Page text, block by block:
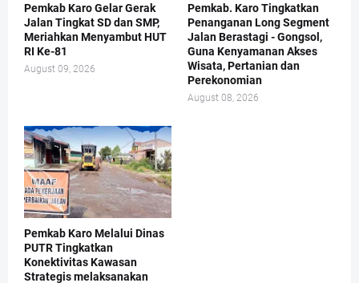
Pemkab Karo Gelar Gerak
Jalan Tingkat SD dan SMP,
Meriahkan Menyambut HUT
RI Ke-81
August 09, 2026
Pemkab. Karo Tingkatkan
Penanganan Long Segment
Jalan Berastagi - Gongsol,
Guna Kenyamanan Akses
Wisata, Pertanian dan
Perekonomian
August 08, 2026
Pemkab Karo Melalui Dinas
PUTR Tingkatkan
Konektivitas Kawasan
Strategis melaksanakan